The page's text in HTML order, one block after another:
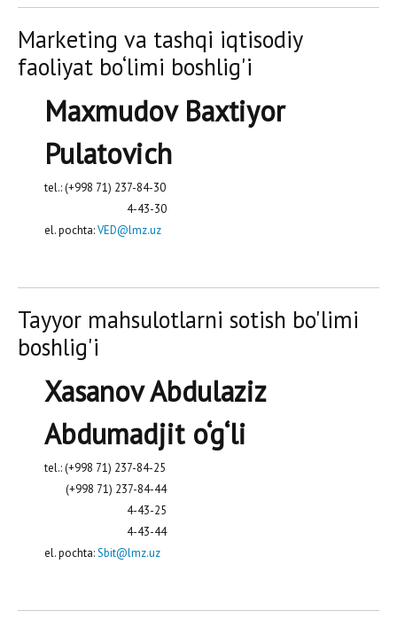
Marketing va tashqi iqtisodiy
faoliyat bo‘limi boshlig'i
Maxmudov Baxtiyor
Pulatovich
tel.: (+998 71) 237-84-30
4-43-30
el. pochta:VED@lmz.uz
Tayyor mahsulotlarni sotish bo'limi
boshlig'i
Xasanov Abdulaziz
Abdumadjit o‘g‘li
tel.: (+998 71) 237-84-25
(+998 71) 237-84-44
4-43-25
4-43-44
el. pochta:Sbit@lmz.uz